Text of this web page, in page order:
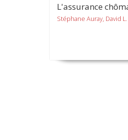
L'assurance
Stéphane Auray, David